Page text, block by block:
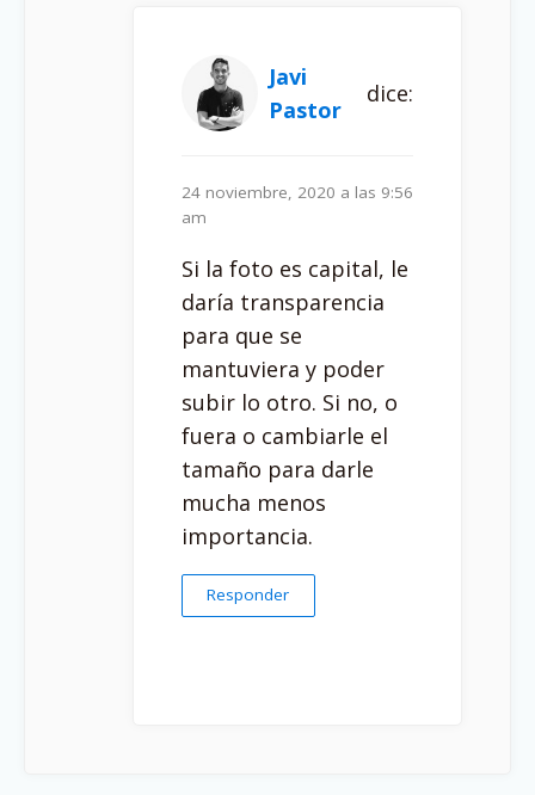
Javi
Pastor
dice:
24 noviembre, 2020 a las 9:56
am
Si la foto es capital, le
daría transparencia
para que se
mantuviera y poder
subir lo otro. Si no, o
fuera o cambiarle el
tamaño para darle
mucha menos
importancia.
Responder